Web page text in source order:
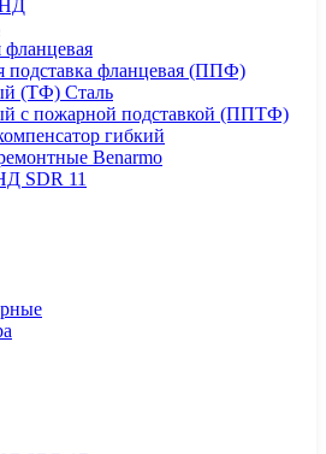
фланцевая
подставка фланцевая (ППФ)
(ТФ) Сталь
с пожарной подставкой (ППТФ)
гибкий
Benarmo
SDR 11